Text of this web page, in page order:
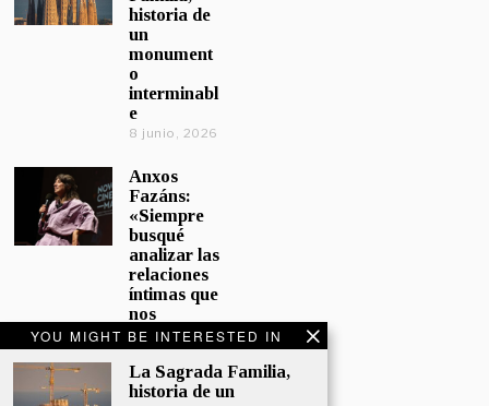
YOU MIGHT BE INTERESTED IN
La Sagrada Familia,
historia de un
historia de
un
monument
o
interminabl
e
8 junio, 2026
Anxos
Fazáns:
«Siempre
busqué
analizar las
relaciones
íntimas que
nos
afectan»
5 junio, 2026
El hijo de la